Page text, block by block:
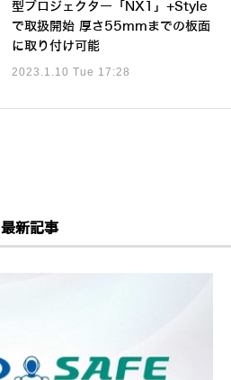
型プロジェクター「NX1」+Style
で取扱開始 厚さ55mmまでの板面
に取り付け可能
2023.1.10 Tue 17:28
最新記事